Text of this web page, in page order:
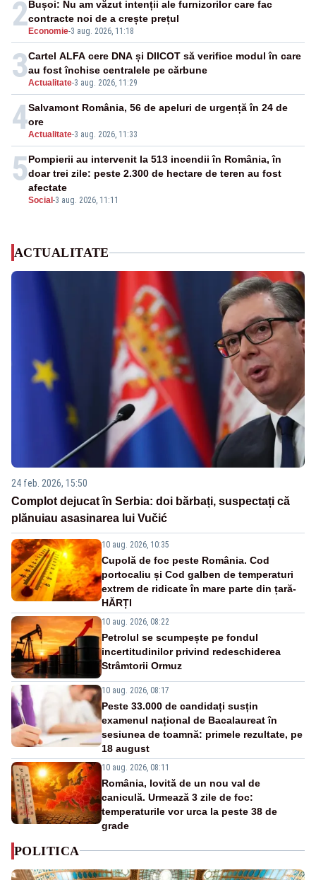
2 Economie-3 aug. 2026, 11:18
Bușoi: Nu am văzut intenții ale furnizorilor care fac
contracte noi de a crește prețul
3Actualitate-3 aug. 2026, 11:29
Cartel ALFA cere DNA și DIICOT să verifice modul în care
au fost închise centralele pe cărbune
4Actualitate-3 aug. 2026, 11:33
Salvamont România, 56 de apeluri de urgență în 24 de
ore
5
Social -3 aug. 2026, 11:11
Pompierii au intervenit la 513 incendii în România, în
doar trei zile: peste 2.300 de hectare de teren au fost
afectate
ACTUALITATE
24 feb. 2026, 15:50
Complot dejucat în Serbia: doi bărbați, suspectați că
plănuiau asasinarea lui Vučić
10 aug. 2026, 10:35
Cupolă de foc peste România. Cod
portocaliu și Cod galben de temperaturi
extrem de ridicate în mare parte din țară-
HĂRȚI
10 aug. 2026, 08:22
Petrolul se scumpește pe fondul
incertitudinilor privind redeschiderea
Strâmtorii Ormuz
10 aug. 2026, 08:17
Peste 33.000 de candidați susțin
examenul național de Bacalaureat în
sesiunea de toamnă: primele rezultate, pe
18 august
10 aug. 2026, 08:11
România, lovită de un nou val de
caniculă. Urmează 3 zile de foc:
temperaturile vor urca la peste 38 de
grade
POLITICA